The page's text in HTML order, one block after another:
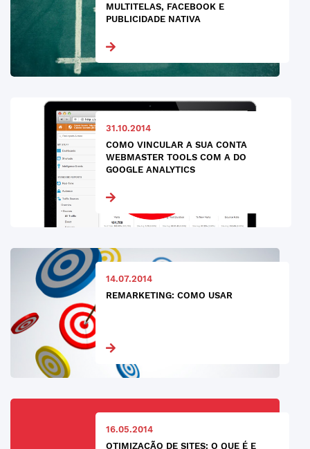
MULTITELAS, FACEBOOK E
PUBLICIDADE NATIVA
31.10.2014
COMO VINCULAR A SUA CONTA
WEBMASTER TOOLS COM A DO
GOOGLE ANALYTICS
14.07.2014
REMARKETING: COMO USAR
16.05.2014
OTIMIZAÇÃO DE SITES: O QUE É E